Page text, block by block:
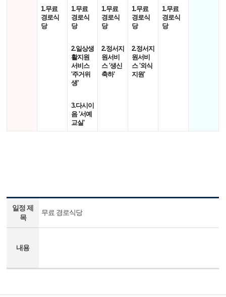
1.무료
경로식
당
1.무료
경로식
당
2.일상생
활지원
서비스
'주거위
생’
3.다시이
음 '서예
교실'
1.무료
경로식
당
2.정서지
원서비
스 '생신
축하'
1.무료
경로식
당
2.정서지
원서비
스 '외식
지원'
1.무료
경로식
당
일정 제
목
무료 경로식당
내용